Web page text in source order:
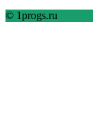
© 1progs.ru